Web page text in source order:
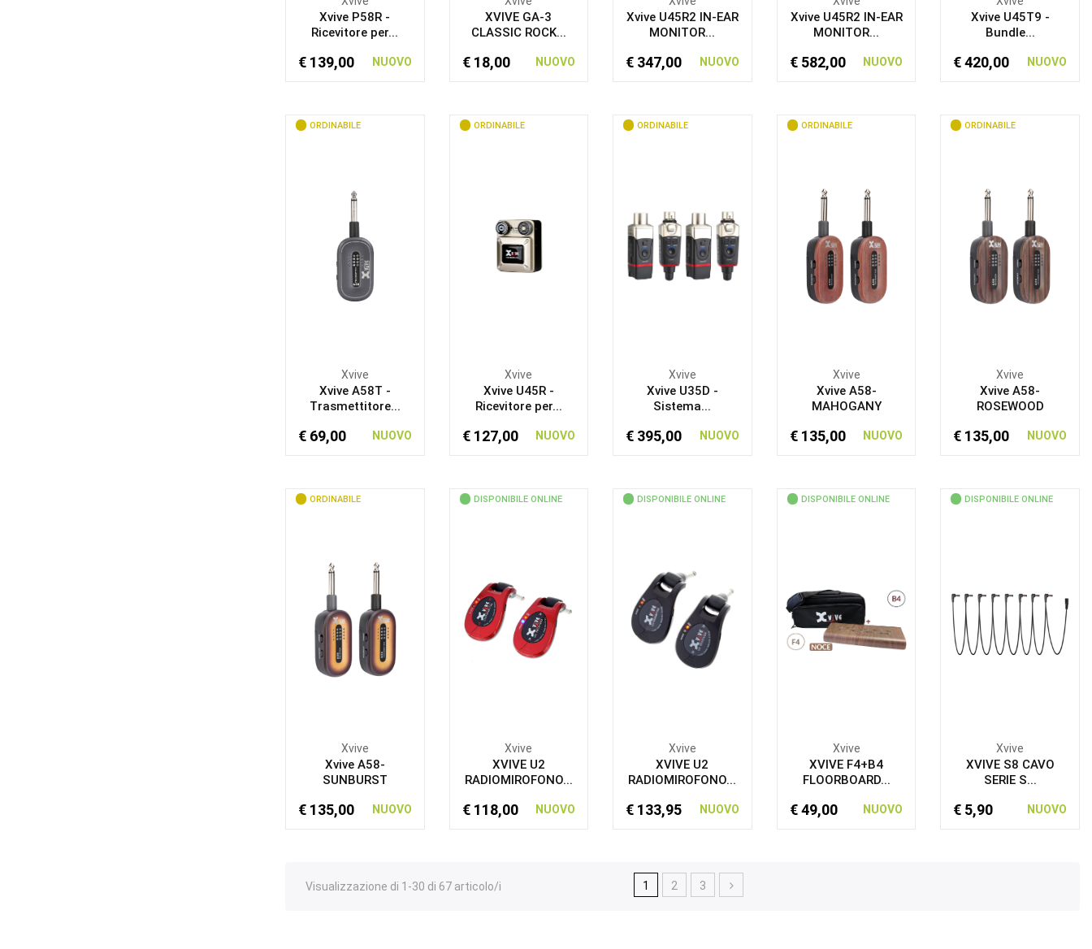
Xvive P58R -
Ricevitore per...
€ 139,00 NUOVO
XVIVE GA-3
CLASSIC ROCK...
€ 18,00 NUOVO
Xvive U45R2 IN-EAR
MONITOR...
€ 347,00 NUOVO
Xvive U45R2 IN-EAR
MONITOR...
€ 582,00 NUOVO
Xvive U45T9 -
Bundle...
€ 420,00 NUOVO
ORDINABILE
Xvive
Xvive A58T -
Trasmettitore...
€ 69,00 NUOVO
ORDINABILE
Xvive
Xvive U45R -
Ricevitore per...
€ 127,00 NUOVO
ORDINABILE
Xvive
Xvive U35D -
Sistema...
€ 395,00 NUOVO
ORDINABILE
Xvive
Xvive A58-
MAHOGANY
€ 135,00 NUOVO
ORDINABILE
Xvive
Xvive A58-
ROSEWOOD
€ 135,00 NUOVO
ORDINABILE
Xvive
Xvive A58-
SUNBURST
€ 135,00 NUOVO
DISPONIBILE ONLINE
Xvive
XVIVE U2
RADIOMIROFONO...
€ 118,00 NUOVO
DISPONIBILE ONLINE
Xvive
XVIVE U2
RADIOMIROFONO...
€ 133,95 NUOVO
DISPONIBILE ONLINE
Xvive
XVIVE F4+B4
FLOORBOARD...
€ 49,00 NUOVO
DISPONIBILE ONLINE
Xvive
XVIVE S8 CAVO
SERIE S...
€ 5,90 NUOVO
Visualizzazione di 1-30 di 67 articolo/i 1 2 3